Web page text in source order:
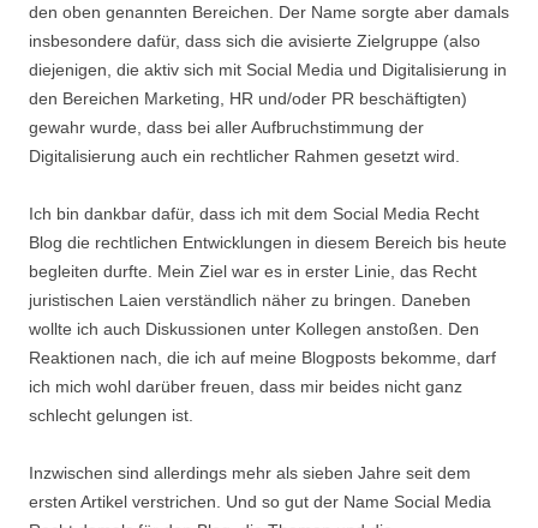
den oben genannten Bereichen. Der Name sorgte aber damals
insbesondere dafür, dass sich die avisierte Zielgruppe (also
diejenigen, die aktiv sich mit Social Media und Digitalisierung in
den Bereichen Marketing, HR und/oder PR beschäftigten)
gewahr wurde, dass bei aller Aufbruchstimmung der
Digitalisierung auch ein rechtlicher Rahmen gesetzt wird.
Ich bin dankbar dafür, dass ich mit dem Social Media Recht
Blog die rechtlichen Entwicklungen in diesem Bereich bis heute
begleiten durfte. Mein Ziel war es in erster Linie, das Recht
juristischen Laien verständlich näher zu bringen. Daneben
wollte ich auch Diskussionen unter Kollegen anstoßen. Den
Reaktionen nach, die ich auf meine Blogposts bekomme, darf
ich mich wohl darüber freuen, dass mir beides nicht ganz
schlecht gelungen ist.
Inzwischen sind allerdings mehr als sieben Jahre seit dem
ersten Artikel verstrichen. Und so gut der Name Social Media